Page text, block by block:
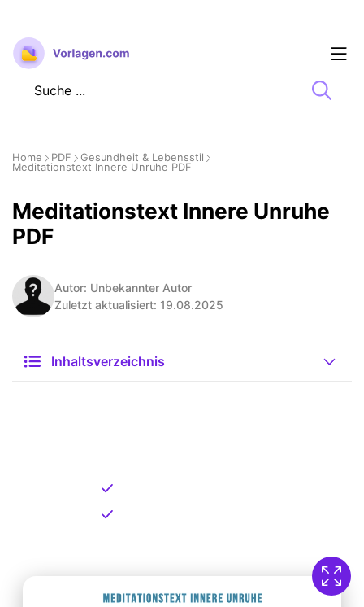
Zum
Inhalt
springen
Home PDF
Gesundheit & Lebensstil
Meditationstext Innere Unruhe PDF
Meditationstext Innere Unruhe
PDF
Autor: Unbekannter Autor
Zuletzt aktualisiert: 19.08.2025
Inhaltsverzeichnis